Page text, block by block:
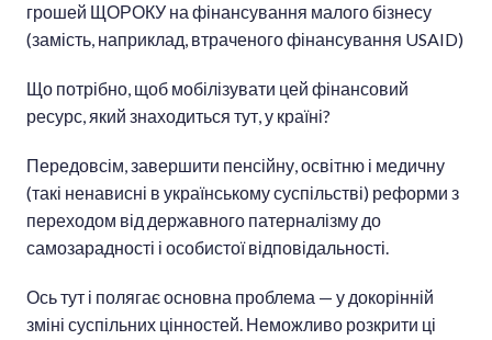
грошей ЩОРОКУ на фінансування малого бізнесу
(замість, наприклад, втраченого фінансування USAID)
Що потрібно, щоб мобілізувати цей фінансовий
ресурс, який знаходиться тут, у країні?
Передовсім, завершити пенсійну, освітню і медичну
(такі ненависні в українському суспільстві) реформи з
переходом від державного патерналізму до
самозарадності і особистої відповідальності.
Ось тут і полягає основна проблема — у докорінній
зміні суспільних цінностей. Неможливо розкрити ці